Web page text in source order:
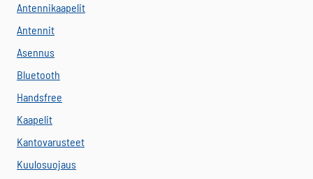
Antennikaapelit
Antennit
Asennus
Bluetooth
Handsfree
Kaapelit
Kantovarusteet
Kuulosuojaus